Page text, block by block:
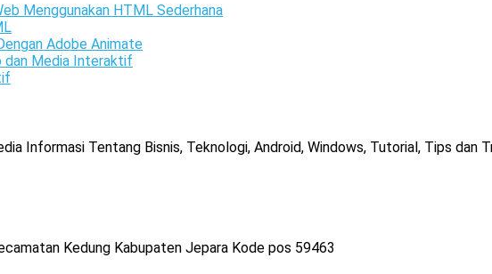
Menggunakan HTML Sederhana
Adobe Animate
dan Media Interaktif
Informasi Tentang Bisnis, Teknologi, Android, Windows, Tutorial, Tips dan
Kedung Kabupaten Jepara Kode pos 59463